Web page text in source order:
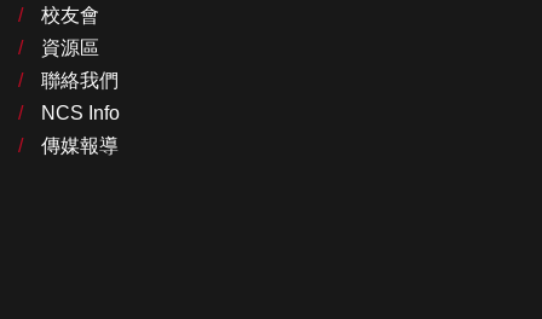
校友會
資源區
聯絡我們
NCS Info
傳媒報導